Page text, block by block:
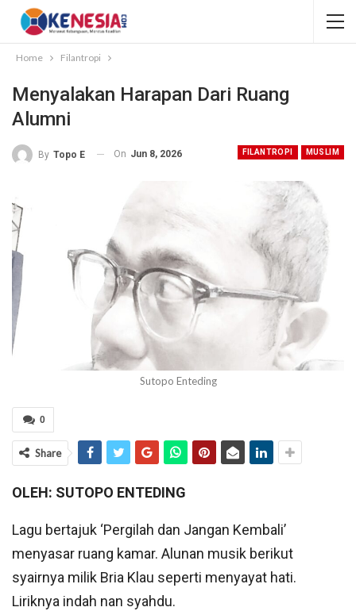
Home Filantropi
Menyalakan Harapan Dari Ruang
Alumni
FILANTROPI MUSLIM
By Topo E On Jun 8, 2026
Sutopo Enteding
0
Share
OLEH: SUTOPO ENTEDING
Lagu bertajuk ‘Pergilah dan Jangan Kembali’
menyasar ruang kamar. Alunan musik berikut
syairnya milik Bria Klau seperti menyayat hati.
Liriknya indah nan syahdu.